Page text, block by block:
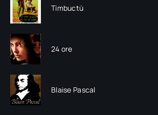
Timbuctù
24 ore
Blaise Pascal